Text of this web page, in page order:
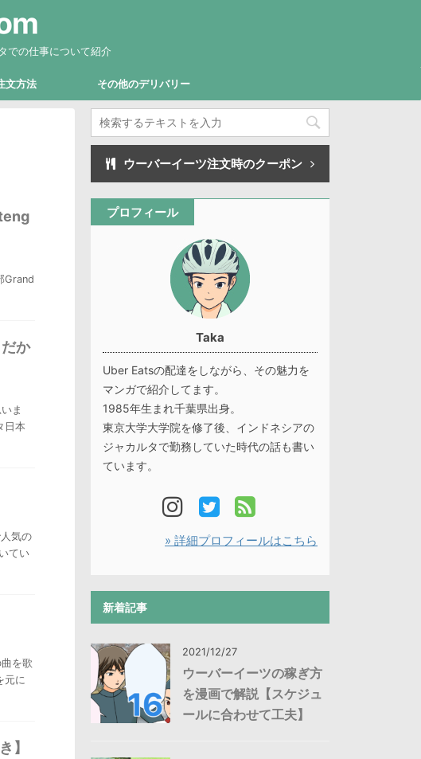
での仕事について紹介
文方法 その他のデリバリー
Grand
か
ま
日本
気の
てい
を歌
元に
】
ウーバーイーツ注文時のクーポン
プロフィール
Taka
Uber Eatsの配達をしながら、その魅力を
マンガで紹介してます。
1985年生まれ千葉県出身。
東京大学大学院を修了後、インドネシアの
ジャカルタで勤務していた時代の話も書い
ています。
» 詳細プロフィールはこちら
新着記事
2021/12/27
ウーバーイーツの稼ぎ方
を漫画で解説【スケジュ
ールに合わせて工夫】